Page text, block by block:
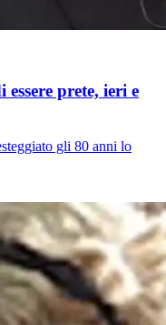
prete, ieri e
gli 80 anni lo